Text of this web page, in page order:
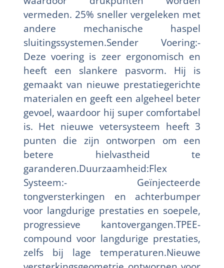
vermeden. 25% sneller vergeleken met
andere mechanische haspel
sluitingssystemen.Sender Voering:-
Deze voering is zeer ergonomisch en
heeft een slankere pasvorm. Hij is
gemaakt van nieuwe prestatiegerichte
materialen en geeft een algeheel beter
gevoel, waardoor hij super comfortabel
is. Het nieuwe vetersysteem heeft 3
punten die zijn ontworpen om een
betere hielvastheid te
garanderen.Duurzaamheid:Flex
Systeem:- Geïnjecteerde
tongversterkingen en achterbumper
voor langdurige prestaties en soepele,
progressieve kantovergangen.TPEE-
compound voor langdurige prestaties,
zelfs bij lage temperaturen.Nieuwe